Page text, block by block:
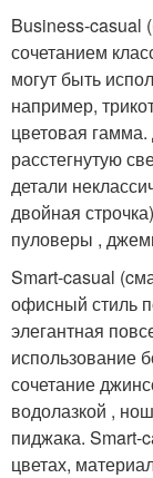
Business-casual
сочетанием
могут быть
например,
цветовая
расстегнутую
детали
двойная
пуловеры ,
Smart-casual
офисный стиль
элегантная
использование
сочетание
водолазкой ,
пиджака. Smart-
цветах,